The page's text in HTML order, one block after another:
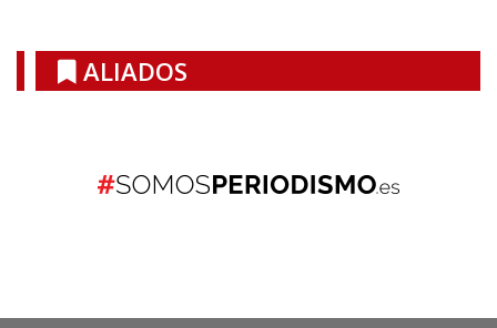
ALIADOS